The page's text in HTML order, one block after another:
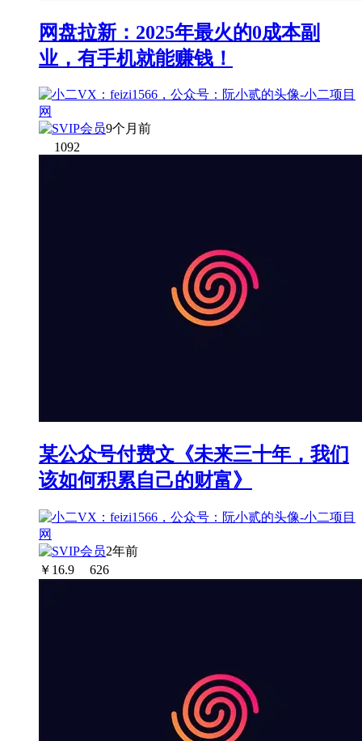
网盘拉新：2025年最火的0成本副
业，有手机就能赚钱！
9个月前
1092
某公众号付费文《未来三十年，我们
该如何积累自己的财富》
2年前
￥ 16.9 626